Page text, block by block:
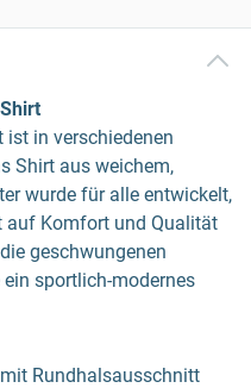
ist in verschiedenen
Shirt aus weichem,
wurde für alle entwickelt,
auf Komfort und Qualität
geschwungenen
sportlich-modernes
Rundhalsausschnitt